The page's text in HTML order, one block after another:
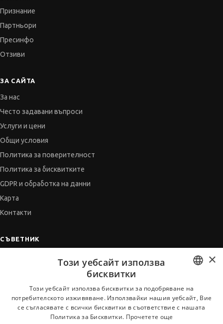
Признание
Партньори
Пресинфо
Отзиви
ЗА САЙТА
За нас
Често задавани въпроси
Услуги и цени
Общи условия
Политика за поверителност
Политика за бисквитките
GDPR и обработка на данни
Карта
Контакти
СЪВЕТНИК
Когато получим оферта
BULGARIAN
ENGLISH
×
Този уебсайт използва
бисквитки
Този уебсайт използва бисквитки за подобряване на
потребителското изживяване. Използвайки нашия уебсайт, Вие
се съгласявате с всички бисквитки в съответствие с нашата
Политика за Бисквитки. Прочетете още